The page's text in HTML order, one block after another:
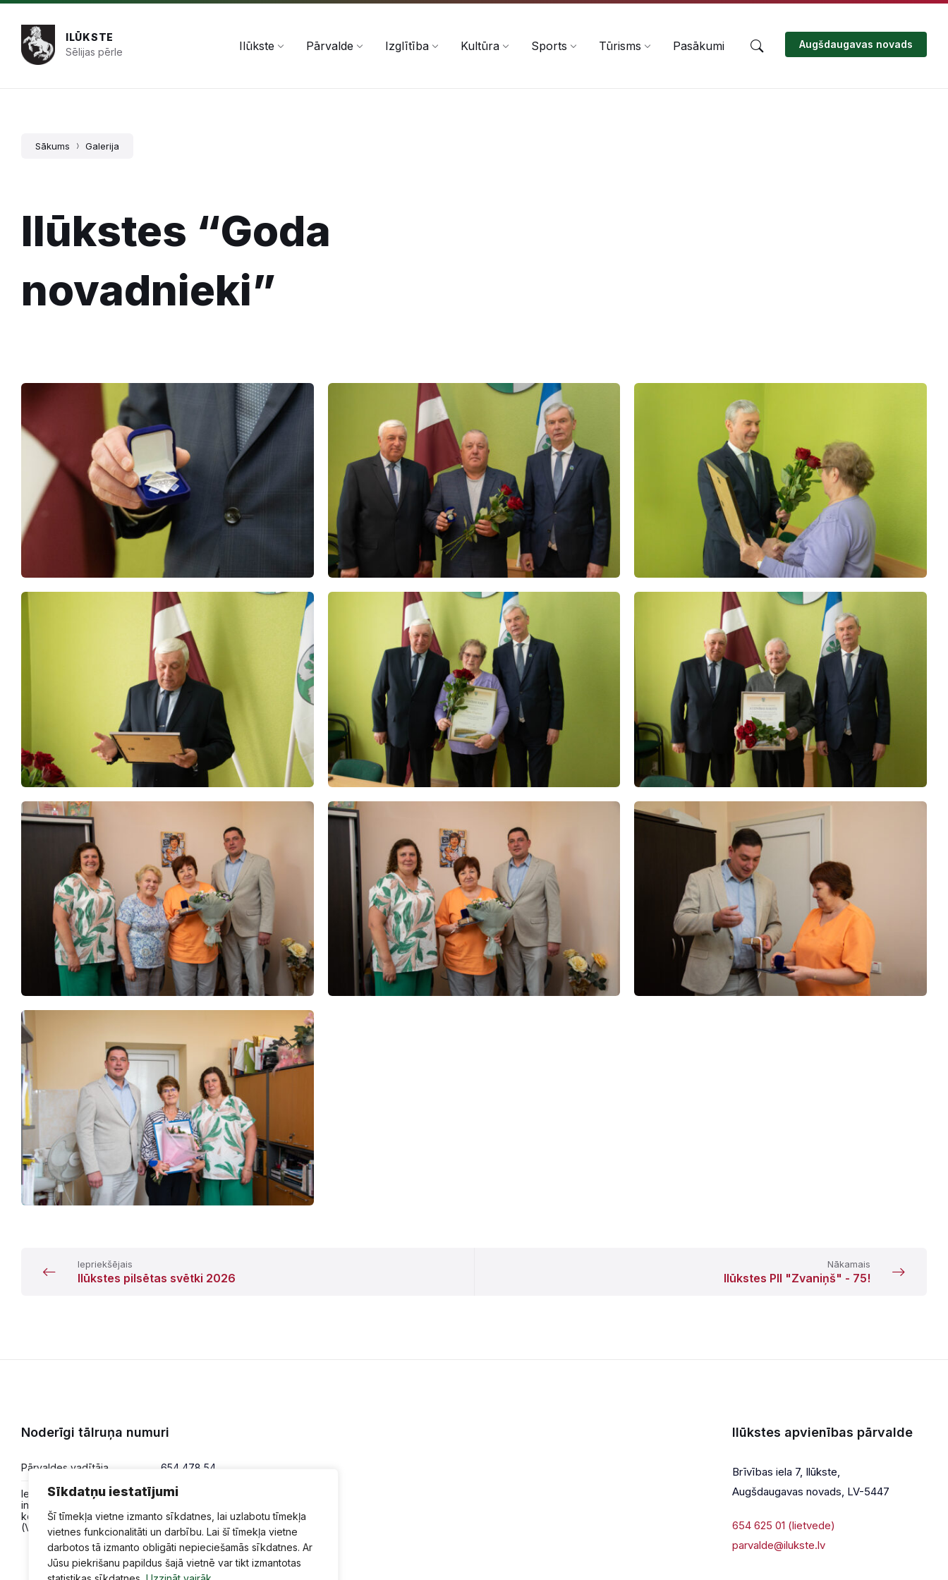
Sīkdatņu iestatījumi
Šī tīmekļa vietne izmanto sīkdatnes, lai uzlabotu tīmekļa
vietnes funkcionalitāti un darbību. Lai šī tīmekļa vietne
darbotos tā izmanto obligāti nepieciešamās sīkdatnes. Ar
Jūsu piekrišanu papildus šajā vietnē var tikt izmantotas
Pāriet
saturu
Skip
navigation
Skip
footer
ILŪKSTE
Sēlijas pērle
Ilūkste Pārvalde Izglītība Kultūra Sports Tūrisms Pasākumi Augšdaugavas novads
Sākums Galerija
Ilūkstes “Goda
novadnieki”
Iepriekšējais
Ilūkstes pilsētas svētki 2026
Nākamais
Ilūkstes PII "Zvaniņš" - 75!
Noderīgi tālruņa numuri
Pārvaldes vadītāja 654 478 54
Iesniegumi,
informācija,
konsultācijas
(VPVKAC)
654 478 50
Ilūkstes apvienības pārvalde
Brīvības iela 7, Ilūkste,
Augšdaugavas novads, LV-5447
654 625 01 (lietvede)
parvalde@ilukste.lv